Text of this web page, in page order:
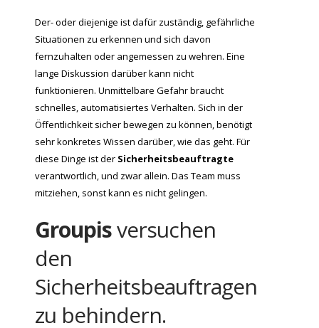
Der- oder diejenige ist dafür zuständig, gefährliche
Situationen zu erkennen und sich davon
fernzuhalten oder angemessen zu wehren. Eine
lange Diskussion darüber kann nicht
funktionieren. Unmittelbare Gefahr braucht
schnelles, automatisiertes Verhalten. Sich in der
Öffentlichkeit sicher bewegen zu können, benötigt
sehr konkretes Wissen darüber, wie das geht. Für
diese Dinge ist der Sicherheitsbeauftragte
verantwortlich, und zwar allein. Das Team muss
mitziehen, sonst kann es nicht gelingen.
Groupisversuchen
den
Sicherheitsbeauftragen
zu behindern.